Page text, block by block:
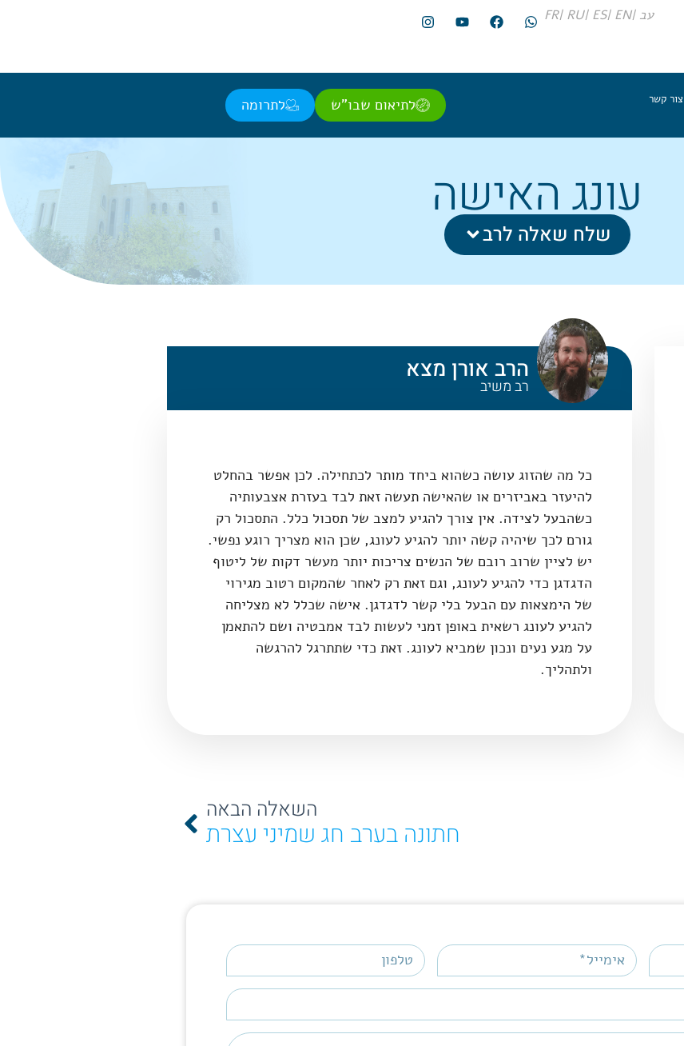
עב |EN |
ES |
RU |
FR
צור קשר לתיאום שבו"ש לתרומה
עונג האישה
שלח שאלה לרב
הרב אורן מצא
רב משיב
כל מה שהזוג עושה כשהוא ביחד מותר לכתחילה. לכן אפשר בהחלט
להיעזר באביזרים או שהאישה תעשה זאת לבד בעזרת אצבעותיה
כשהבעל לצידה. אין צורך להגיע למצב של תסכול כלל. התסכול רק
גורם לכך שיהיה קשה יותר להגיע לעונג, שכן הוא מצריך רוגע נפשי.
יש לציין שרוב רובם של הנשים צריכות יותר מעשר דקות של ליטוף
הדגדגן כדי להגיע לעונג, וגם זאת רק לאחר שהמקום רטוב מגירוי
של הימצאות עם הבעל בלי קשר לדגדגן. אישה שכלל לא מצליחה
להגיע לעונג רשאית באופן זמני לעשות לבד אמבטיה ושם להתאמן
על מגע נעים ונכון שמביא לעונג. זאת כדי שתתרגל להרגשה
ולתהליך.
השאלה הבאה
חתונה בערב חג שמיני עצרת